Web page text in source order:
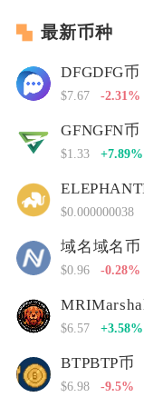
最新币种
DFGDFG币
$7.67 -2.31%
GFNGFN币
$1.33 +7.89%
$0.000000038
域名域名币
$0.96 -0.28%
$6.57 +3.58%
BTPBTP币
$6.98 -9.5%